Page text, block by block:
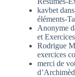
kavbet dans
éléments-
Anonyme
et
Rodrigue
exercices
merci de